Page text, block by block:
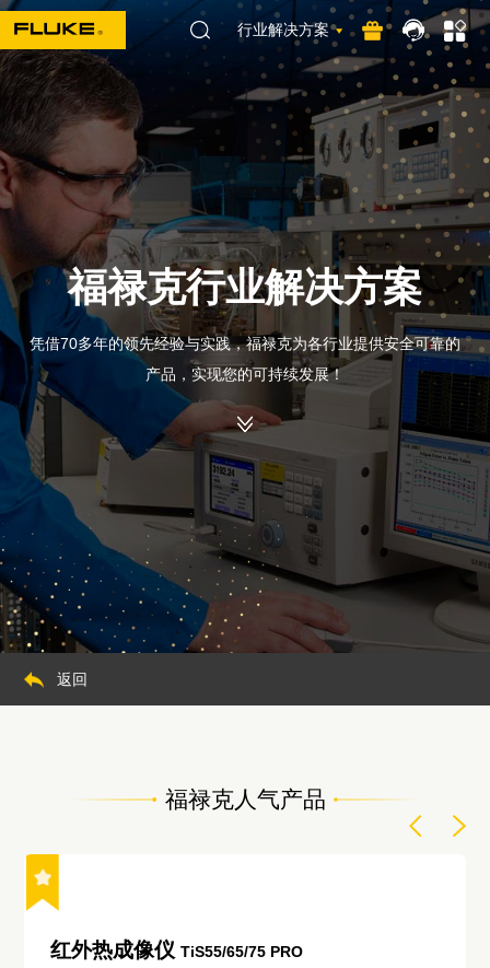
行业解决方案
福禄克行业解决方案
凭借70多年的领先经验与实践，福禄克为各行业提供安全可靠的
产品，实现您的可持续发展！
返回
福禄克人气产品
红外热成像仪 TiS55/65/75 PRO